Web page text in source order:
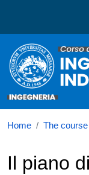
Corso di
Home The course
Il piano